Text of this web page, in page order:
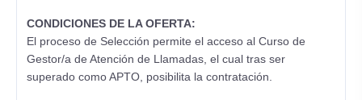
CONDICIONES DE LA OFERTA:
El proceso de Selección permite el acceso al Curso de
Gestor/a de Atención de Llamadas, el cual tras ser
superado como APTO, posibilita la contratación.